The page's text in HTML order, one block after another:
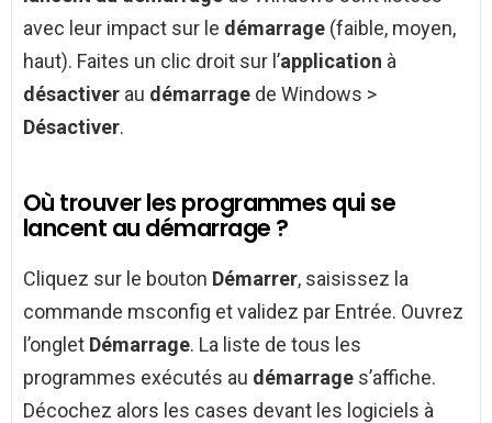
avec leur impact sur le démarrage (faible, moyen,
haut). Faites un clic droit sur l’application à
désactiver au démarrage de Windows >
Désactiver.
Où trouver les programmes qui se
lancent au démarrage ?
Cliquez sur le bouton Démarrer, saisissez la
commande msconfig et validez par Entrée. Ouvrez
l’onglet Démarrage. La liste de tous les
programmes exécutés au démarrage s’affiche.
Décochez alors les cases devant les logiciels à